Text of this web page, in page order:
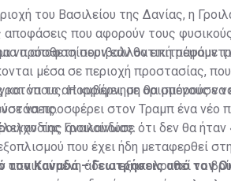
του Βασιλείου της Δανίας, η
αποφάσεις που αφορούν τους
να αποφασίσουν εάν θα επιτρέψουν
πρόσθετη περιβαλλοντική
μέσα σε περιοχή προστασίας,
Η κυβέρνηση θα μπορούσε
να το απορρίψει, με ορισμένους να
να προσφέρει στον Τραμπ ένα νέο
της Γροιλανδίας.
ανακοίνωσε ότι δεν θα ήταν
που έχει ήδη μεταφερθεί
απαιτούμενη άδεια εξακολουθεί να
τον Καναδά – Γεωτρήσεις από τον